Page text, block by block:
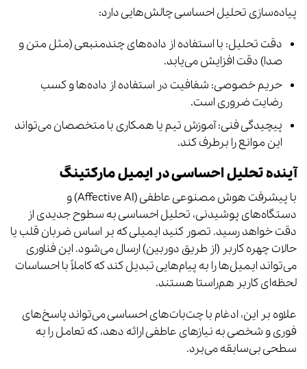
پیاده‌سازی تحلیل احساسی چالش‌هایی دارد:
دقت تحلیل: با استفاده از داده‌های چندمنبعی (مثل متن و
صدا) دقت افزایش می‌یابد.
حریم خصوصی: شفافیت در استفاده از داده‌ها و کسب
رضایت ضروری است.
پیچیدگی فنی: آموزش تیم یا همکاری با متخصصان می‌تواند
این موانع را برطرف کند.
آینده تحلیل احساسی در ایمیل مارکتینگ
با پیشرفت هوش مصنوعی عاطفی (Affective AI) و
دستگاه‌های پوشیدنی، تحلیل احساسی به سطوح جدیدی از
دقت خواهد رسید. تصور کنید ایمیلی که بر اساس ضربان قلب یا
حالات چهره کاربر (از طریق دوربین) ارسال می‌شود. این فناوری
می‌تواند ایمیل‌ها را به پیام‌هایی تبدیل کند که کاملاً با احساسات
لحظه‌ای کاربر هم‌راستا هستند.
علاوه بر این، ادغام با چت‌بات‌های احساسی می‌تواند پاسخ‌های
فوری و شخصی به نیازهای عاطفی ارائه دهد، که تعامل را به
سطحی بی‌سابقه می‌برد.